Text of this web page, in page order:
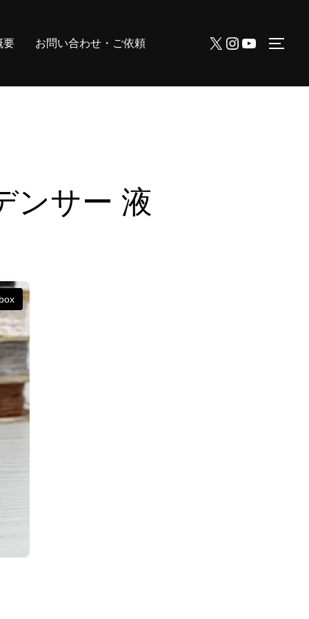
要 お問い合わせ・ご依頼 X Instagram
YouTube
サイ
ンサー 液